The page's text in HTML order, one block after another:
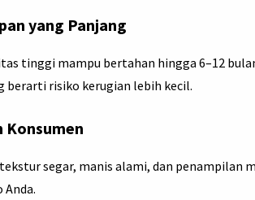
yang Panjang
tinggi mampu bertahan hingga 6–12
berarti risiko kerugian lebih kecil.
Konsumen
segar, manis alami, dan penampilan